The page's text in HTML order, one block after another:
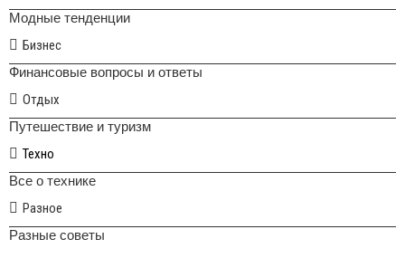
Модные тенденции
Бизнес
Финансовые вопросы и ответы
Отдых
Путешествие и туризм
Техно
Все о технике
Разное
Разные советы